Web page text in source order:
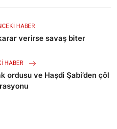
HABER
verirse savaş biter
HABER
ordusu ve Haşdi Şabi’den çöl